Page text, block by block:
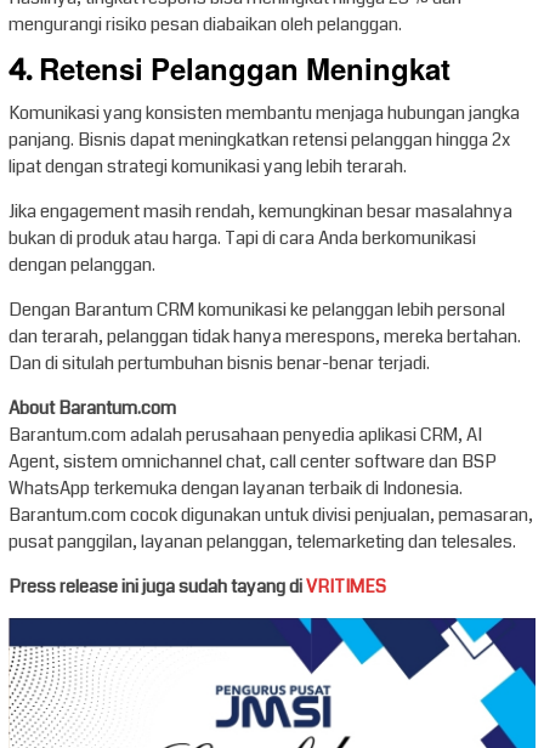
mengurangi risiko pesan diabaikan oleh pelanggan.
4. Retensi Pelanggan Meningkat
Komunikasi yang konsisten membantu menjaga hubungan jangka
panjang. Bisnis dapat meningkatkan retensi pelanggan hingga 2x
lipat dengan strategi komunikasi yang lebih terarah.
Jika engagement masih rendah, kemungkinan besar masalahnya
bukan di produk atau harga. Tapi di cara Anda berkomunikasi
dengan pelanggan.
Dengan Barantum CRM komunikasi ke pelanggan lebih personal
dan terarah, pelanggan tidak hanya merespons, mereka bertahan.
Dan di situlah pertumbuhan bisnis benar-benar terjadi.
About Barantum.com
Barantum.com adalah perusahaan penyedia aplikasi CRM, AI
Agent, sistem omnichannel chat, call center software dan BSP
WhatsApp terkemuka dengan layanan terbaik di Indonesia.
Barantum.com cocok digunakan untuk divisi penjualan, pemasaran,
pusat panggilan, layanan pelanggan, telemarketing dan telesales.
Press release ini juga sudah tayang diVRITIMES